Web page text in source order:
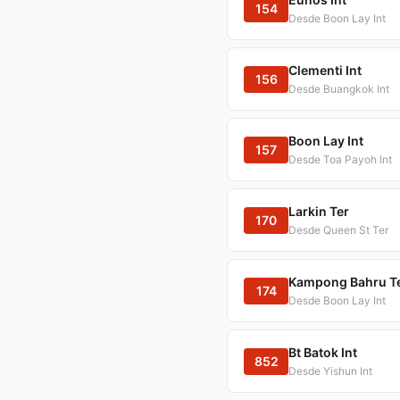
154
Desde Boon Lay Int
156
Clementi Int
Desde Buangkok Int
157
Boon Lay Int
Desde Toa Payoh Int
170
Larkin Ter
Desde Queen St Ter
174
Kampong Bahru
Desde Boon Lay Int
852
Bt Batok Int
Desde Yishun Int